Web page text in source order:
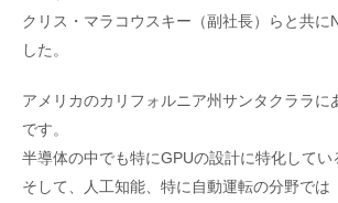
クリス・マラコウスキー（副社長）らと共に
した。
アメリカのカリフォルニア州サンタクララに
です。
半導体の中でも特にGPUの設計に特化してい
そして、人工知能、特に自動運転の分野では